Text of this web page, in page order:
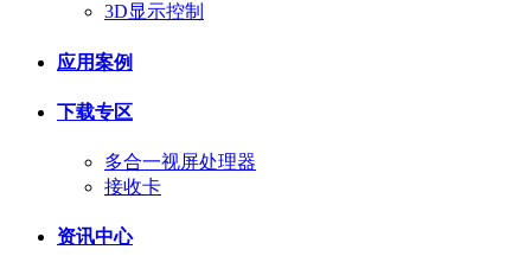
3D显示控制
应用案例
下载专区
多合一视屏处理器
接收卡
资讯中心